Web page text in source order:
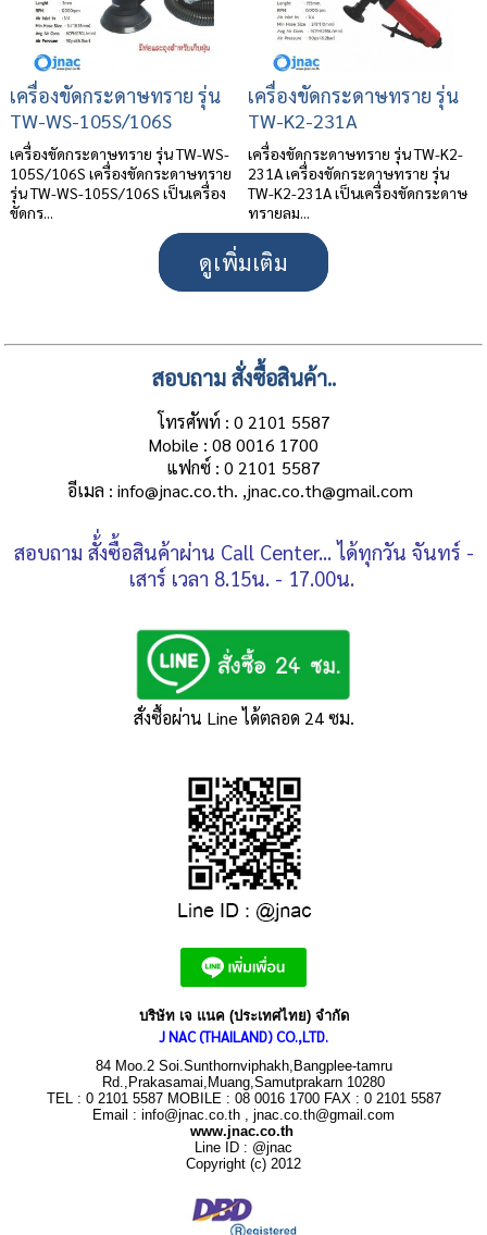
เครื่องขัดกระดาษทราย รุ่น
TW-WS-105S/106S
เครื่องขัดกระดาษทราย รุ่น TW-WS-
105S/106S เครื่องขัดกระดาษทราย
รุ่น TW-WS-105S/106S เป็นเครื่อง
ขัดกร...
เครื่องขัดกระดาษทราย รุ่น
TW-K2-231A
เครื่องขัดกระดาษทราย รุ่น TW-K2-
231A เครื่องขัดกระดาษทราย รุ่น
TW-K2-231A เป็นเครื่องขัดกระดาษ
ทรายลม...
ดูเพิ่มเติม
สอบถาม สั่งซื้อสินค้า..
โทรศัพท์ : 0 2101 5587
Mobile : 08 0016 1700
แฟกซ์ : 0 2101 5587
อีเมล : info@jnac.co.th. ,jnac.co.th@gmail.com
สอบถาม สั้่งซื้อสินค้าผ่าน Call Center... ได้ทุกวัน จันทร์ -
เสาร์ เวลา 8.15น. - 17.00น.
สั่งซื้อผ่าน Line ได้ตลอด 24 ซม.
บริษัท เจ แนค (ประเทศไทย) จำกัด
J NAC (THAILAND) CO.,LTD.
84 Moo.2 Soi.Sunthornviphakh,Bangplee-tamru
Rd.,Prakasamai,Muang,Samutprakarn 10280
TEL : 0 2101 5587 MOBILE : 08 0016 1700 FAX : 0 2101 5587
Email : info@jnac.co.th , jnac.co.th@gmail.com
www.jnac.co.th
Line ID : @jnac
Copyright (c) 2012